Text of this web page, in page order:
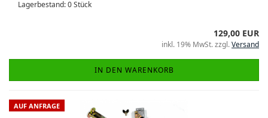
Lagerbestand: 0 Stück
129,00 EUR
inkl. 19% MwSt. zzgl.Versand
IN DEN WARENKORB
AUF ANFRAGE